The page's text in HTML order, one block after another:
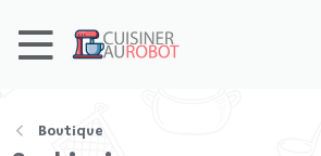
Boutique